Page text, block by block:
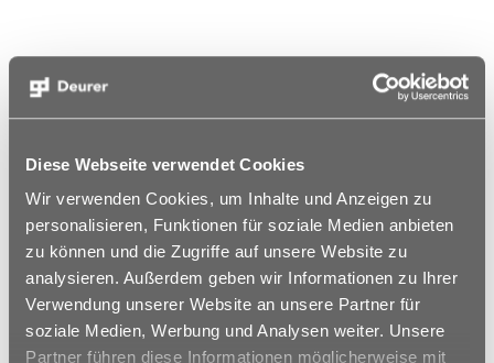
Diese Webseite verwendet Cookies
Wir verwenden Cookies, um Inhalte und Anzeigen zu
personalisieren, Funktionen für soziale Medien anbieten
zu können und die Zugriffe auf unsere Website zu
analysieren. Außerdem geben wir Informationen zu Ihrer
Verwendung unserer Website an unsere Partner für
soziale Medien, Werbung und Analysen weiter. Unsere
Partner führen diese Informationen möglicherweise mit